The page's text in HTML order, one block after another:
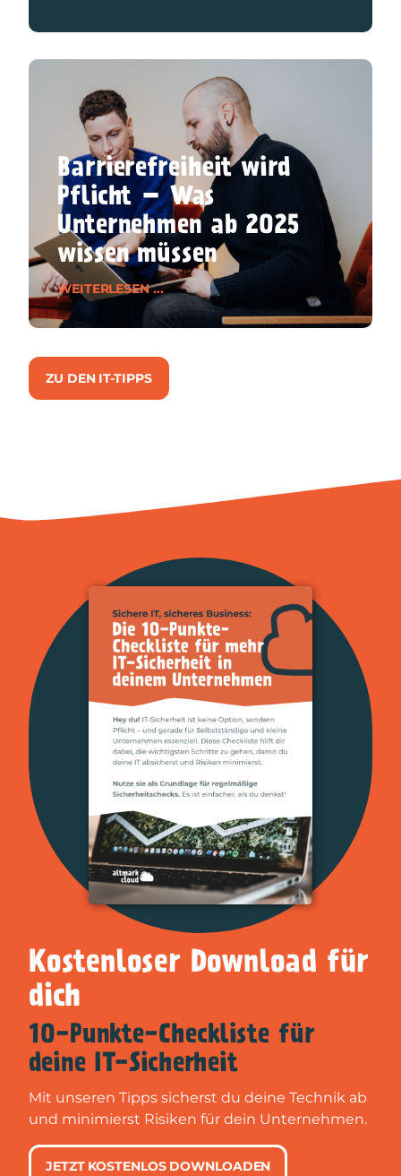
Barrierefreiheit wird
Pflicht – Was
Unternehmen ab 2025
wissen müssen
WEITERLESEN ...
ZU DEN IT-TIPPS
Kostenloser Download für
dich
10-Punkte-Checkliste für
deine IT-Sicherheit
Mit unseren Tipps sicherst du deine Technik ab
und minimierst Risiken für dein Unternehmen.
JETZT KOSTENLOS DOWNLOADEN